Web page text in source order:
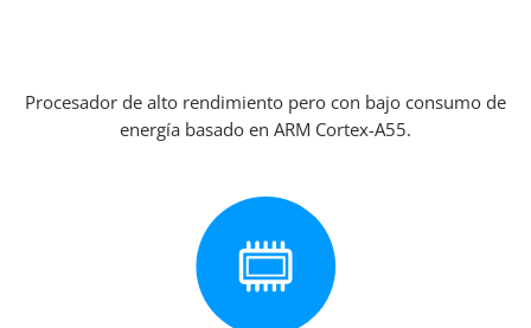
Procesador de alto rendimiento pero con bajo consumo de
energía basado en ARM Cortex-A55.